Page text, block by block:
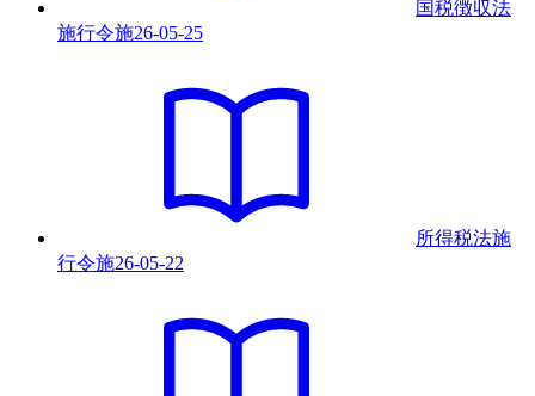
国税徴収法
施行令施26-05-25
所得税法施
行令施26-05-22